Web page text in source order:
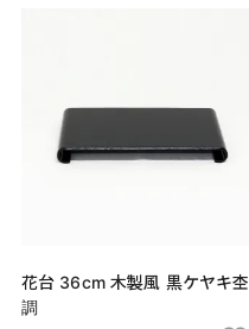
花台 36cm 木製風 黒ケヤキ杢
調